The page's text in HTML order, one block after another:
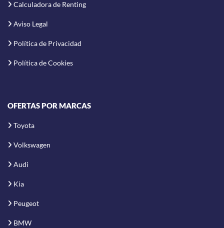
Calculadora de Renting
Aviso Legal
Política de Privacidad
Política de Cookies
OFERTAS POR MARCAS
Toyota
Volkswagen
Audi
Kia
Peugeot
BMW